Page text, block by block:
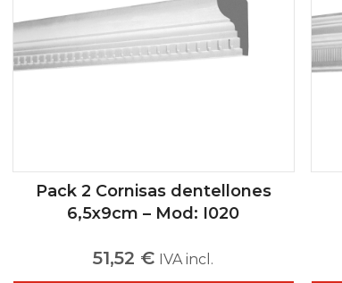
Pack 2 Cornisas dentellones
6,5x9cm – Mod: I020
51,52 € IVA incl.